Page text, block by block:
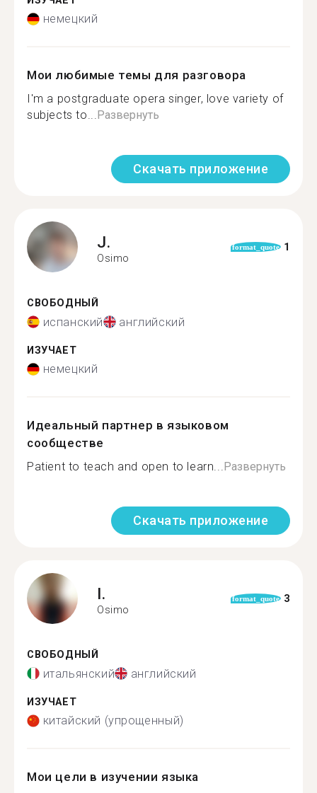
немецкий
Мои любимые темы для разговора
I'm a postgraduate opera singer, love variety of
subjects to...Развернуть
Скачать приложение
J.
Osimo
format_quote 1
СВОБОДНЫЙ
испанский английский
ИЗУЧАЕТ
немецкий
Идеальный партнер в языковом
сообществе
Patient to teach and open to learn...Развернуть
Скачать приложение
I.
Osimo
format_quote 3
СВОБОДНЫЙ
итальянский английский
ИЗУЧАЕТ
китайский (упрощенный)
Мои цели в изучении языка